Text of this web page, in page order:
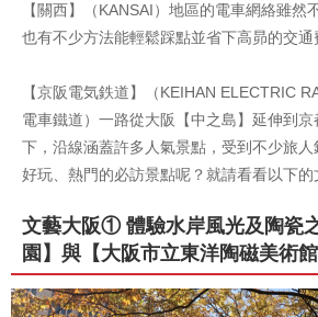
【關西】（KANSAI）地區的電車網絡雖然
也有不少方法能輕鬆踩點並省下高昴的交通
【京阪電気鉄道】（KEIHAN ELECTRIC
電車鐵道）一路從大阪【中之島】延伸到
下，沿線涵蓋許多人氣景點，受到不少旅
好玩、熱門的必訪景點呢？就請看看以下的
文藝大阪① 體驗水岸風光及陶瓷
園】與【大阪市立東洋陶磁美術館